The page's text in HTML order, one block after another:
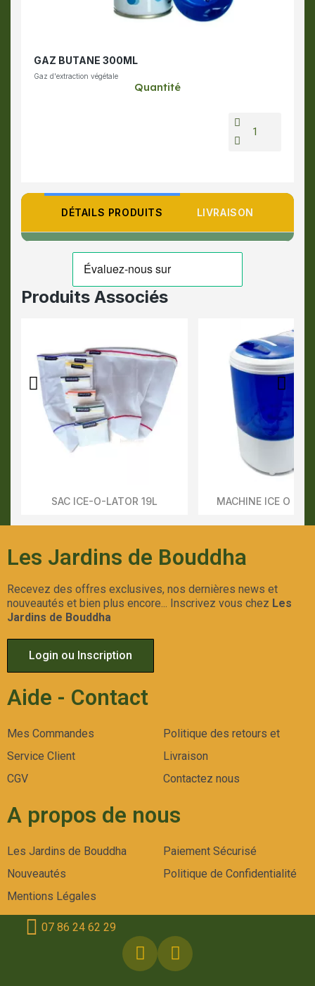
GAZ BUTANE 300ML
Gaz d'extraction végétale
Quantité
DÉTAILS PRODUITS LIVRAISON
Produits Associés
Aperçu Rapide
SAC ICE-O-LATOR 19L Aperçu
MACHINE ICE O
Les Jardins de Bouddha
Recevez des offres exclusives, nos dernières news et
nouveautés et bien plus encore... Inscrivez vous chez Les
Jardins de Bouddha
Login ou Inscription
Aide - Contact
Mes Commandes
Service Client
CGV
Politique des retours et
Livraison
Contactez nous
A propos de nous
Les Jardins de Bouddha
Nouveautés
Mentions Légales
Paiement Sécurisé
Politique de Confidentialité
07 86 24 62 29